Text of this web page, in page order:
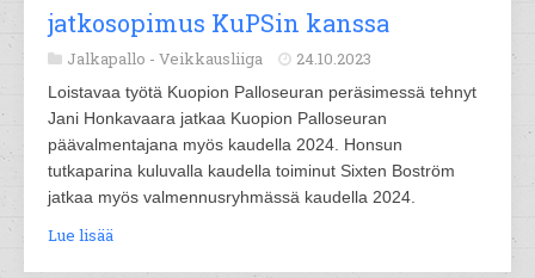
jatkosopimus KuPSin kanssa
Jalkapallo - Veikkausliiga 24.10.2023
Loistavaa työtä Kuopion Palloseuran peräsimessä tehnyt
Jani Honkavaara jatkaa Kuopion Palloseuran
päävalmentajana myös kaudella 2024. Honsun
tutkaparina kuluvalla kaudella toiminut Sixten Boström
jatkaa myös valmennusryhmässä kaudella 2024.
Lue lisää